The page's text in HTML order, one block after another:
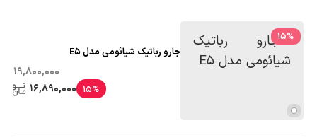
%
15
جارو رباتیک شیائومی مدل E5
19,800,000
15%
16,890,000